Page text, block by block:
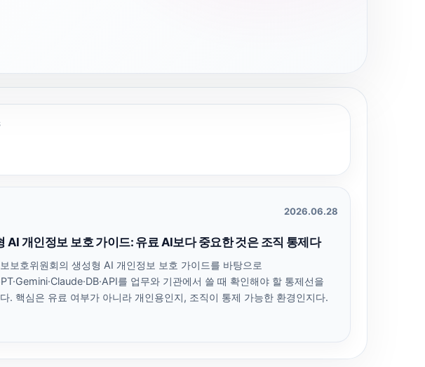
2026.06.28
AI 개인정보 보호 가이드: 유료 AI보다 중요한 것은 조직 통제다
보호위원회의 생성형 AI 개인정보 보호 가이드를 바탕으로
를 업무와 기관에서 쓸 때 확인해야 할 통제선을
. 핵심은 유료 여부가 아니라 개인용인지, 조직이 통제 가능한 환경인지다.